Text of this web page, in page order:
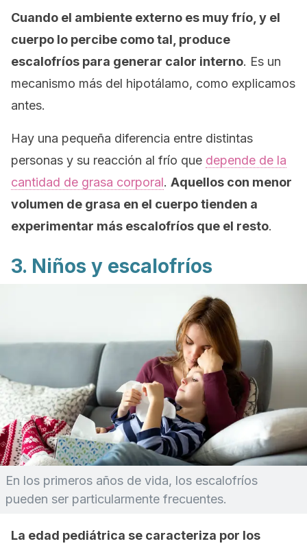
Cuando el ambiente externo es muy frío, y el
cuerpo lo percibe como tal, produce
escalofríos para generar calor interno. Es un
mecanismo más del hipotálamo, como explicamos
antes.
Hay una pequeña diferencia entre distintas
personas y su reacción al frío que depende de la
cantidad de grasa corporal. Aquellos con menor
volumen de grasa en el cuerpo tienden a
experimentar más escalofríos que el resto.
3. Niños y escalofríos
En los primeros años de vida, los escalofríos
pueden ser particularmente frecuentes.
La edad pediátrica se caracteriza por los